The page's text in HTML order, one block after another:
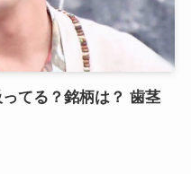
てる？銘柄は？ 歯茎